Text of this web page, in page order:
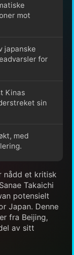
mot
japanske
for
Kinas
sin
med
nådd et kritisk
Takaichi
potensielt
Japan. Denne
fra Beijing,
av sitt